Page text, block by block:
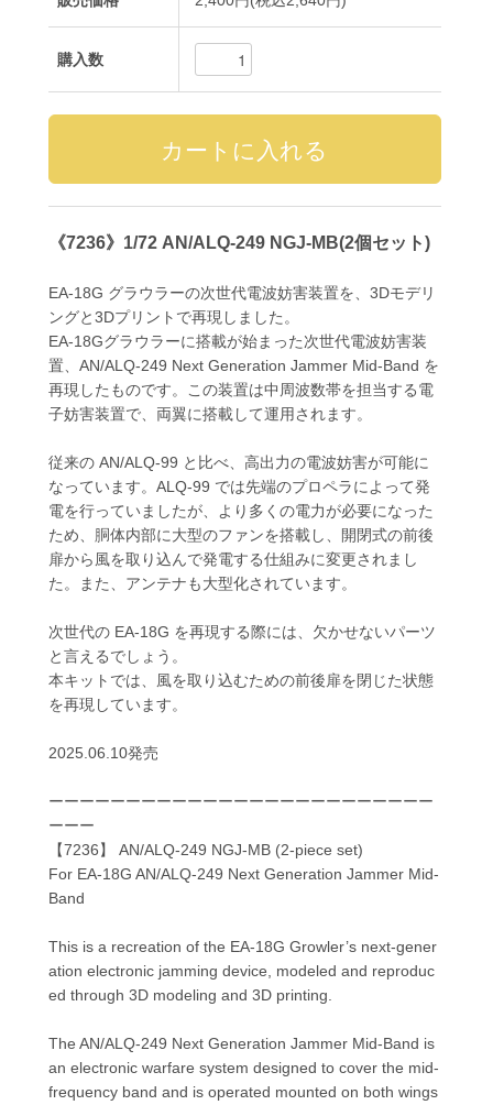
購入数
《7236》1/72 AN/ALQ-249 NGJ-MB(2個セット)
EA-18G グラウラーの次世代電波妨害装置を、3Dモデリ
ングと3Dプリントで再現しました。
EA-18Gグラウラーに搭載が始まった次世代電波妨害装
置、AN/ALQ-249 Next Generation Jammer Mid-Band を
再現したものです。この装置は中周波数帯を担当する電
子妨害装置で、両翼に搭載して運用されます。
従来の AN/ALQ-99 と比べ、高出力の電波妨害が可能に
なっています。ALQ-99 では先端のプロペラによって発
電を行っていましたが、より多くの電力が必要になった
ため、胴体内部に大型のファンを搭載し、開閉式の前後
扉から風を取り込んで発電する仕組みに変更されまし
た。また、アンテナも大型化されています。
次世代の EA-18G を再現する際には、欠かせないパーツ
と言えるでしょう。
本キットでは、風を取り込むための前後扉を閉じた状態
を再現しています。
2025.06.10発売
ーーーーーーーーーーーーーーーーーーーーーーーーー
ーーー
【7236】 AN/ALQ-249 NGJ-MB (2-piece set)
For EA-18G AN/ALQ-249 Next Generation Jammer Mid-
Band
This is a recreation of the EA-18G Growler’s next-gener
ation electronic jamming device, modeled and reproduc
ed through 3D modeling and 3D printing.
The AN/ALQ-249 Next Generation Jammer Mid-Band is
an electronic warfare system designed to cover the mid-
frequency band and is operated mounted on both wings